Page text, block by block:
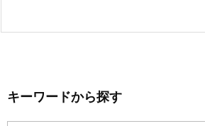
キーワードから探す